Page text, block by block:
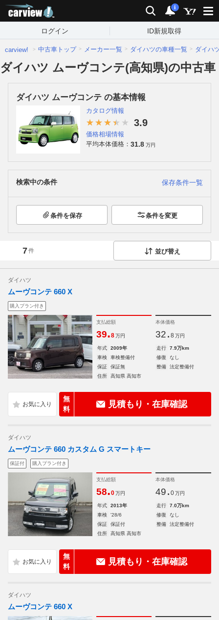
検索 通知
i
ログイン ID新規取得
carview! 中古車トップ メーカー一覧 ダイハツの車種一覧 ダイハ
ダイハツ ムーヴコンテ(高知県)の中古車
ダイハツ ムーヴコンテ の基本情報
カタログ情報
3.9
価格相場情報
平均本体価格： 31.8 万円
検索中の条件 保存条件一覧
条件を保存 条件を変更
7件 並び替え
ダイハツ
ムーヴコンテ 660 X
購入プラン付き
支払総額
39.8 万円
本体価格
32. 8 万円
年式 2009年 走行
7.9万km
車検
車検整備付 修復
なし
保証
保証無 整備
法定整備付
住所
高知県 高知市
無
料
見積もり・在庫確認
ダイハツ
ムーヴコンテ 660 カスタム G スマートキー
保証付 購入プラン付き
支払総額
58.0 万円
本体価格
49. 0 万円
年式 2013年 走行
7.0万km
車検
'28/6 修復
なし
保証
保証付 整備
法定整備付
住所
高知県 高知市
無
料
見積もり・在庫確認
ダイハツ
ムーヴコンテ 660 X